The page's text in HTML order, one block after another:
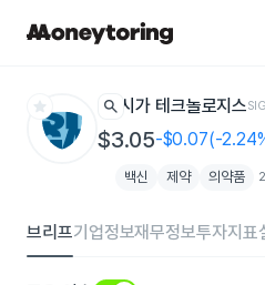
star search 시가 테크놀로지스
$3.05-$0.07(-
백신 제약 의약품
브리프기업정보재무정보투자지표